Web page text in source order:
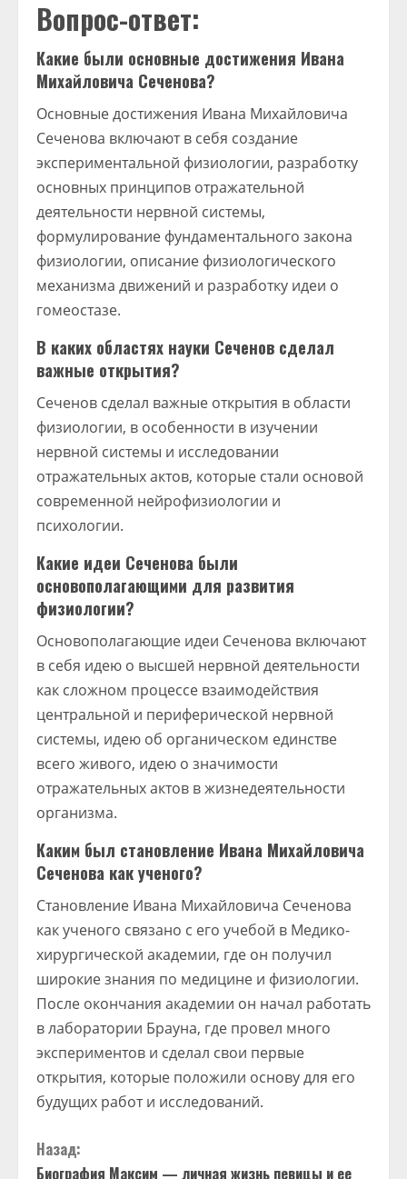
Вопрос-ответ:
Какие были основные достижения Ивана
Михайловича Сеченова?
Основные достижения Ивана Михайловича
Сеченова включают в себя создание
экспериментальной физиологии, разработку
основных принципов отражательной
деятельности нервной системы,
формулирование фундаментального закона
физиологии, описание физиологического
механизма движений и разработку идеи о
гомеостазе.
В каких областях науки Сеченов сделал
важные открытия?
Сеченов сделал важные открытия в области
физиологии, в особенности в изучении
нервной системы и исследовании
отражательных актов, которые стали основой
современной нейрофизиологии и
психологии.
Какие идеи Сеченова были
основополагающими для развития
физиологии?
Основополагающие идеи Сеченова включают
в себя идею о высшей нервной деятельности
как сложном процессе взаимодействия
центральной и периферической нервной
системы, идею об органическом единстве
всего живого, идею о значимости
отражательных актов в жизнедеятельности
организма.
Каким был становление Ивана Михайловича
Сеченова как ученого?
Становление Ивана Михайловича Сеченова
как ученого связано с его учебой в Медико-
хирургической академии, где он получил
широкие знания по медицине и физиологии.
После окончания академии он начал работать
в лаборатории Брауна, где провел много
экспериментов и сделал свои первые
открытия, которые положили основу для его
будущих работ и исследований.
П
Назад:
Биография Максим — личная жизнь певицы и ее